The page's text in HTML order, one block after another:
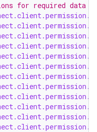
for required data